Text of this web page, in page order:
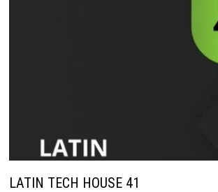
LATIN TECH HOUSE 41